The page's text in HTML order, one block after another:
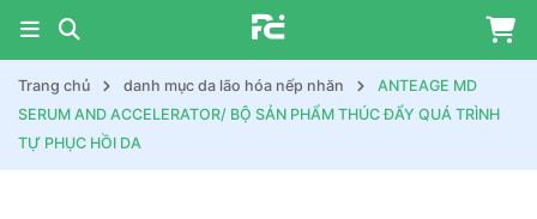
Trang chủ danh mục da lão hóa nếp nhăn
ANTEAGE MD
SERUM AND ACCELERATOR/ BỘ SẢN PHẨM THÚC ĐẨY QUÁ TRÌNH
TỰ PHỤC HỒI DA